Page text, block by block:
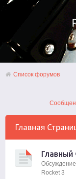
Список форумов
Главная
Обсуждение
Rocket 3